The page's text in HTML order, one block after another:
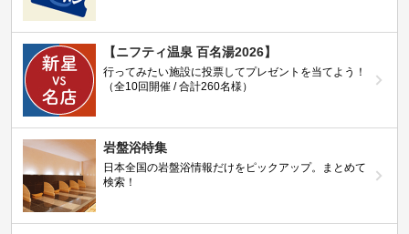
【ニフティ温泉 百名湯2026】
行ってみたい施設に投票してプレゼントを当てよう！
（全10回開催 / 合計260名様）
岩盤浴特集
日本全国の岩盤浴情報だけをピックアップ。まとめて
検索！